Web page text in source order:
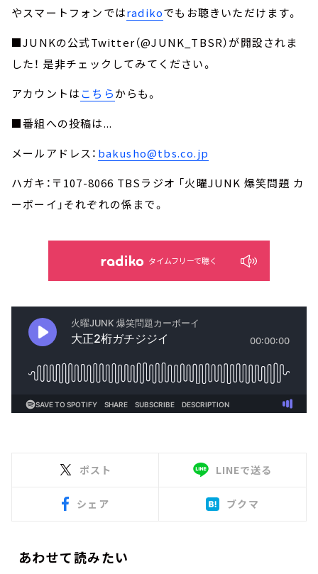
やスマートフォンではradikoでもお聴きいただけます。
■JUNKの公式Twitter（@JUNK_TBSR）が開設されま
した！ 是非チェックしてみてください。
アカウントはこちらからも。
■番組への投稿は...
メールアドレス： bakusho@tbs.co.jp
ハガキ：〒107-8066 TBSラジオ 「火曜JUNK 爆笑問題 カ
ーボーイ」それぞれの係まで。
タイムフリーで聴く
ポスト LINEで送る
シェア ブクマ
あわせて読みたい